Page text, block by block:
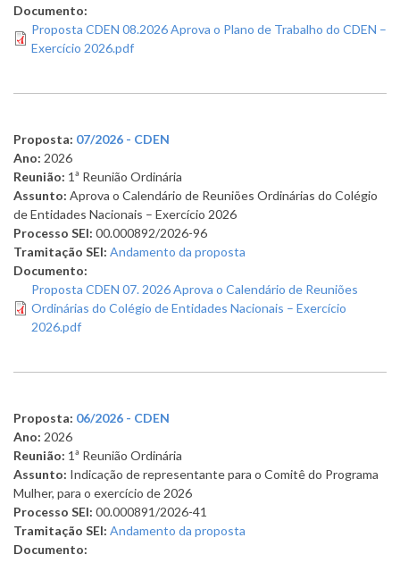
Documento:
Proposta CDEN 08.2026 Aprova o Plano de Trabalho do CDEN –
Exercício 2026.pdf
Proposta: 07/2026 - CDEN
Ano: 2026
Reunião: 1ª Reunião Ordinária
Assunto: Aprova o Calendário de Reuniões Ordinárias do Colégio
de Entidades Nacionais – Exercício 2026
Processo SEI: 00.000892/2026-96
Tramitação SEI: Andamento da proposta
Documento:
Proposta CDEN 07. 2026 Aprova o Calendário de Reuniões
Ordinárias do Colégio de Entidades Nacionais – Exercício
2026.pdf
Proposta: 06/2026 - CDEN
Ano: 2026
Reunião: 1ª Reunião Ordinária
Assunto: Indicação de representante para o Comitê do Programa
Mulher, para o exercício de 2026
Processo SEI: 00.000891/2026-41
Tramitação SEI: Andamento da proposta
Documento: